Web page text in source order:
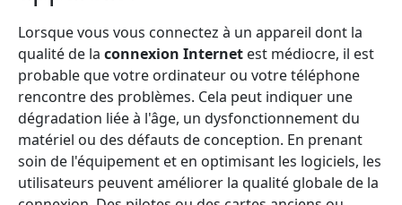
Lorsque vous vous connectez à un appareil dont la
qualité de la connexion Internet est médiocre, il est
probable que votre ordinateur ou votre téléphone
rencontre des problèmes. Cela peut indiquer une
dégradation liée à l'âge, un dysfonctionnement du
matériel ou des défauts de conception. En prenant
soin de l'équipement et en optimisant les logiciels, les
utilisateurs peuvent améliorer la qualité globale de la